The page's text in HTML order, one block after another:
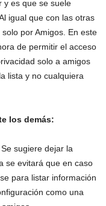
y es que se suele
igual que con las otras
por Amigos. En este
de permitir el acceso
solo a amigos
lista y no cualquiera
los demás:
Se sugiere dejar la
se evitará que en caso
para listar información
como una